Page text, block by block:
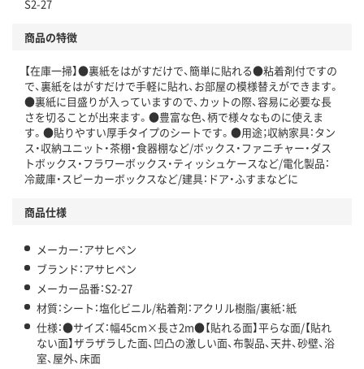
S2-27
商品の特徴
【在庫一掃】●裏紙をはがすだけで、簡単に貼れる●粘着剤付ですの
で、裏紙をはがすだけで手軽に貼れ、お部屋の模様替えができます。
●裏紙に目盛りが入っていますので、カットの際、容易に必要な長
さを切ることが出来ます。●豊富な色、柄で様々なものに使えま
す。●貼りやすい厚手タイプのシートです。●用途；収納家具：タン
ス・収納ユニット・茶棚・食器棚など/ボックス・ファニチャー・ダス
トボックス・フラワーボックス・ティッシュケースなど/電化製品：
冷蔵庫・スピーカーボックスなど/建具：ドア・ふすまなどに
商品仕様
メーカー：アサヒペン
ブランド：アサヒペン
メーカー品番：S2-27
材質：シート：塩化ビニル/粘着剤：アクリル樹脂/裏紙：紙
仕様：●サイズ：幅45cm×長さ2m●【貼れる面】平らな面/【貼れ
ない面】ザラザラした面、凹凸の激しい面、布製品、天井、砂壁、浴
室、屋外、床面